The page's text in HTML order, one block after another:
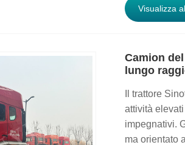
Visualizza
Camion
lungo
Il trattore
attività
impegnativi.
ma orientato